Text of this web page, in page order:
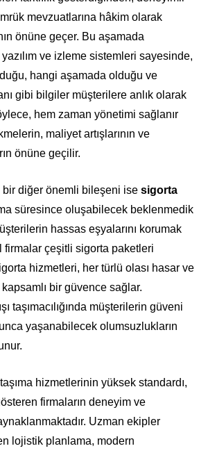
mevzuatlarına hâkim olarak
önüne geçer. Bu aşamada
ve izleme sistemleri sayesinde,
hangi aşamada olduğu ve
gibi bilgiler müşterilere anlık olarak
hem zaman yönetimi sağlanır
maliyet artışlarının ve
önüne geçilir.
bir diğer önemli bileşeni ise sigorta
süresince oluşabilecek beklenmedik
hassas eşyalarını korumak
firmalar çeşitli sigorta paketleri
hizmetleri, her türlü olası hasar ve
kapsamlı bir güvence sağlar.
taşımacılığında müşterilerin güveni
yaşanabilecek olumsuzlukların
hizmetlerinin yüksek standardı,
firmaların deneyim ve
Uzman ekipler
lojistik planlama, modern